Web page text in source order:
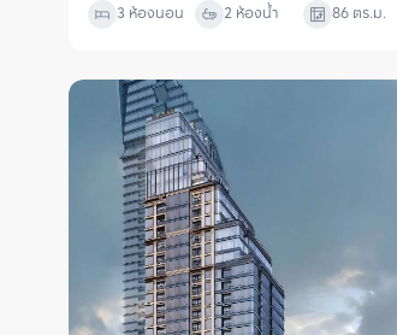
3 ห้องนอน 2 ห้องน้ำ 86 ตร.ม.